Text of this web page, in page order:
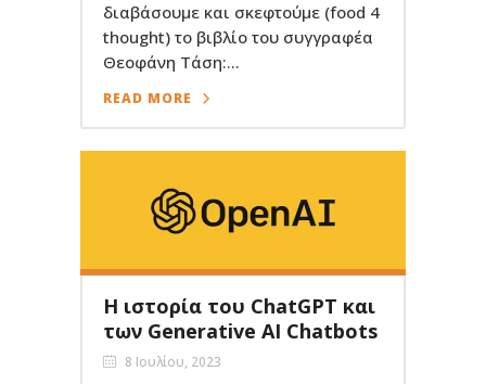
διαβάσουμε και σκεφτούμε (food 4
thought) το βιβλίο του συγγραφέα
Θεοφάνη Τάση:...
READ MORE
Η ιστορία του ChatGPT και
των Generative AI Chatbots
8 Ιουλίου, 2023